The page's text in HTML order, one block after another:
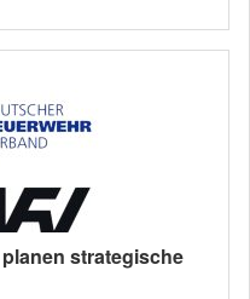
strategische